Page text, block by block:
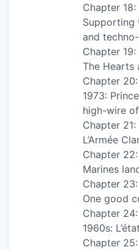
Chapter
Supporting
and
Chapter
The Hearts
Chapter
1973:
high-wire
Chapter 21:
L’Armée
Chapter
Marines
Chapter
One good
Chapter
1960s:
Chapter